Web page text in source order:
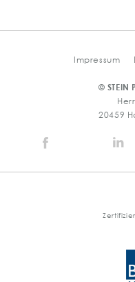
Impressum
©
20459
@